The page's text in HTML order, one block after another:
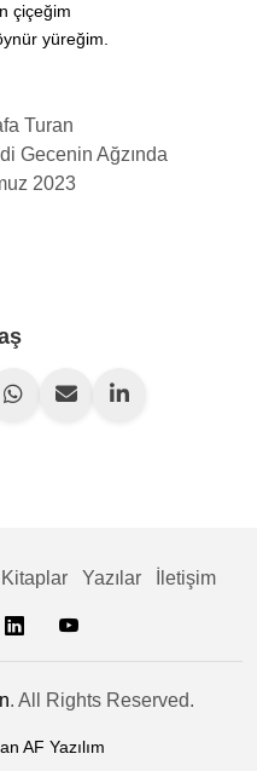
çiçeğim
yüreğim.
Turan
Gecenin Ağzında
2023
Kitaplar Yazılar İletişim
. All Rights Reserved.
AF Yazılım